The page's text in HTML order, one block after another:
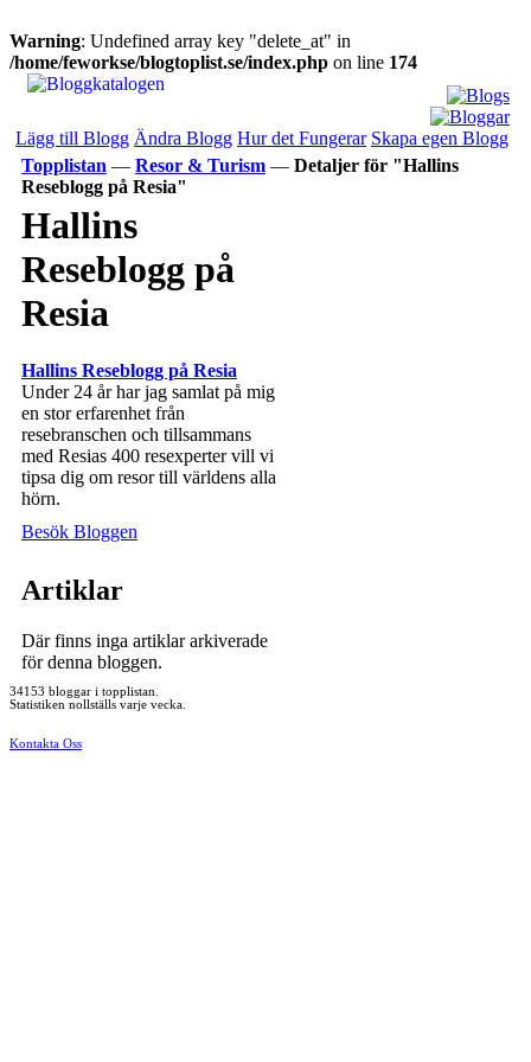
Warning: Undefined array key "delete_at" in
/home/feworkse/blogtoplist.se/index.php on line 174
Lägg till Blogg Ändra Blogg Hur det Fungerar Skapa egen Blogg
Topplistan — Resor & Turism — Detaljer för "Hallins
Reseblogg på Resia"
Hallins
Reseblogg på
Resia
Hallins Reseblogg på Resia
Under 24 år har jag samlat på mig
en stor erfarenhet från
resebranschen och tillsammans
med Resias 400 resexperter vill vi
tipsa dig om resor till världens alla
hörn.
Besök Bloggen
Artiklar
Där finns inga artiklar arkiverade
för denna bloggen.
34153 bloggar i topplistan.
Statistiken nollställs varje vecka.
Kontakta Oss